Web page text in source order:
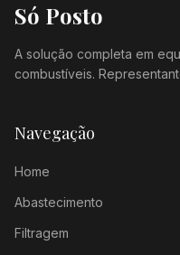
Só Posto
A solução completa em
combustíveis.
Navegação
Home
Abastecimento
Filtragem